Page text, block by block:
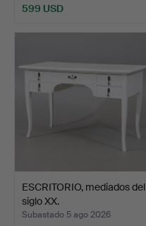
599 USD
ESCRITORIO, mediados del
siglo XX.
Subastado 5 ago 2026